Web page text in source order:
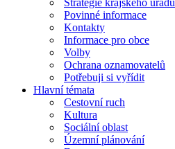
Strategie krajského úřadu
Povinné informace
Kontakty
Informace pro obce
Volby
Ochrana oznamovatelů
Potřebuji si vyřídit
Hlavní témata
Cestovní ruch
Kultura
Sociální oblast
Územní plánování